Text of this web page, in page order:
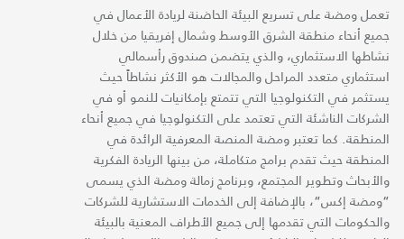
تعمل ومضة على تسريع البيئة الحاضنة لريادة الأعمال في
جميع أنحاء منطقة الشرق الأوسط وشمال إفريقيا من خلال
نشاطها الاستثماري، والذي يتضمن صندوق رأسمالي
استثماري متعدد المراحل والمجالات هو الأكثر نشاطاً حيث
يستثمر في التكنولوجيا التي تتمتع بإمكانيات للنمو أو في
الشركات الناشئة التي تعتمد على التكنولوجيا في جميع أنحاء
المنطقة. كما تعتبر ومضة المنصة المعرفية الرائدة في
المنطقة حيث تقدم برامج متكاملة، من بينها الريادة الفكرية
والأبحاث وتطوير المجتمع، وبرنامج زمالة ومضة الذي يسمى
“ومضة إكس“، بالإضافة إلى الخدمات الاستشارية للشركات
والحكومات التي تقدمها إلى جميع الأطراف المعنية بالبيئة